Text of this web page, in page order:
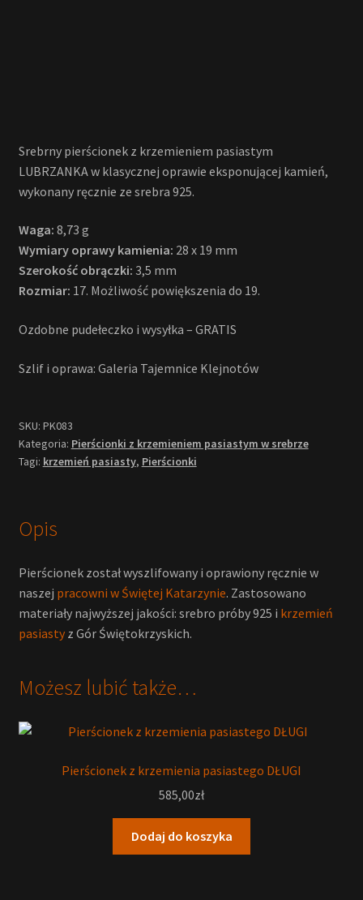
Srebrny pierścionek z krzemieniem pasiastym
LUBRZANKA w klasycznej oprawie eksponującej kamień,
wykonany ręcznie ze srebra 925.
Waga: 8,73 g
Wymiary oprawy kamienia: 28 x 19 mm
Szerokość obrączki: 3,5 mm
Rozmiar: 17. Możliwość powiększenia do 19.
Ozdobne pudełeczko i wysyłka – GRATIS
Szlif i oprawa: Galeria Tajemnice Klejnotów
SKU: PK083
Kategoria: Pierścionki z krzemieniem pasiastym w srebrze
Tagi: krzemień pasiasty, Pierścionki
Opis
Pierścionek został wyszlifowany i oprawiony ręcznie w
naszej pracowni w Świętej Katarzynie. Zastosowano
materiały najwyższej jakości: srebro próby 925 i krzemień
pasiastyz Gór Świętokrzyskich.
Możesz lubić także…
Pierścionek z krzemienia pasiastego DŁUGI
585,00zł
Dodaj do koszyka